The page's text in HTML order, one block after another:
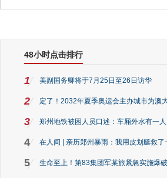
48小时点击排行
1 美副国务卿将于7月25日至26日访华
2 定了！2032年夏季奥运会主办城市为澳
3 郑州地铁被困人员口述：车厢外水有一
4 在人间 | 亲历郑州暴雨：我用皮划艇救了
5 生命至上！第83集团军某旅紧急实施爆